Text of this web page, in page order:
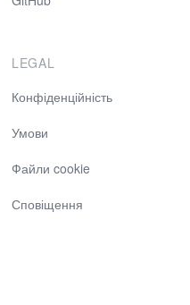
LEGAL
Конфіденційність
Умови
Файли cookie
Сповіщення